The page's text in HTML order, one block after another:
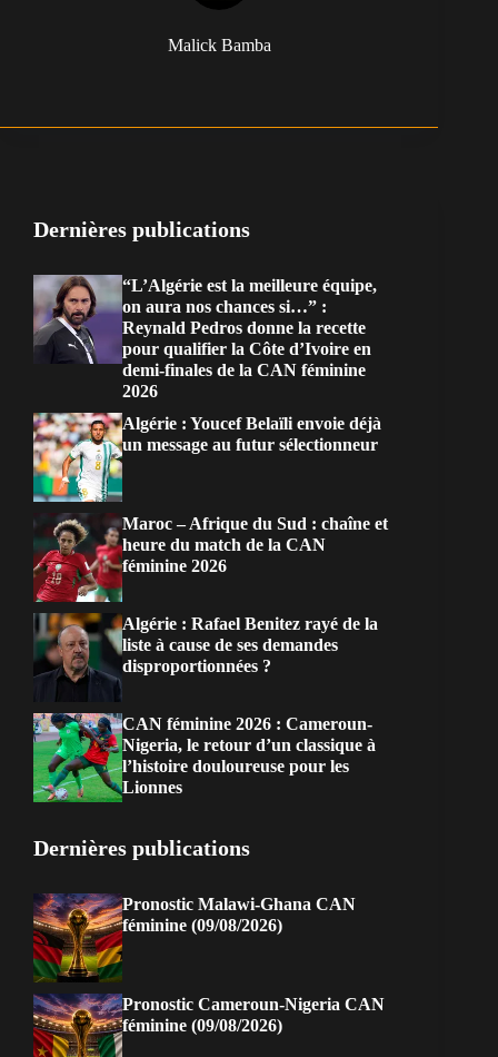
Malick Bamba
Dernières publications
“L’Algérie est la meilleure équipe,
on aura nos chances si…” :
Reynald Pedros donne la recette
pour qualifier la Côte d’Ivoire en
demi-finales de la CAN féminine
2026
Algérie : Youcef Belaïli envoie déjà
un message au futur sélectionneur
Maroc – Afrique du Sud : chaîne et
heure du match de la CAN
féminine 2026
Algérie : Rafael Benitez rayé de la
liste à cause de ses demandes
disproportionnées ?
CAN féminine 2026 : Cameroun-
Nigeria, le retour d’un classique à
l’histoire douloureuse pour les
Lionnes
Dernières publications
Pronostic Malawi-Ghana CAN
féminine (09/08/2026)
Pronostic Cameroun-Nigeria CAN
féminine (09/08/2026)